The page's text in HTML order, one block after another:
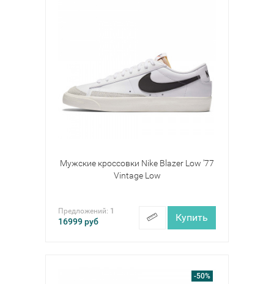
Мужские кроссовки Nike Blazer Low '77
Vintage Low
Предложений: 1
16999руб Купить
-50%